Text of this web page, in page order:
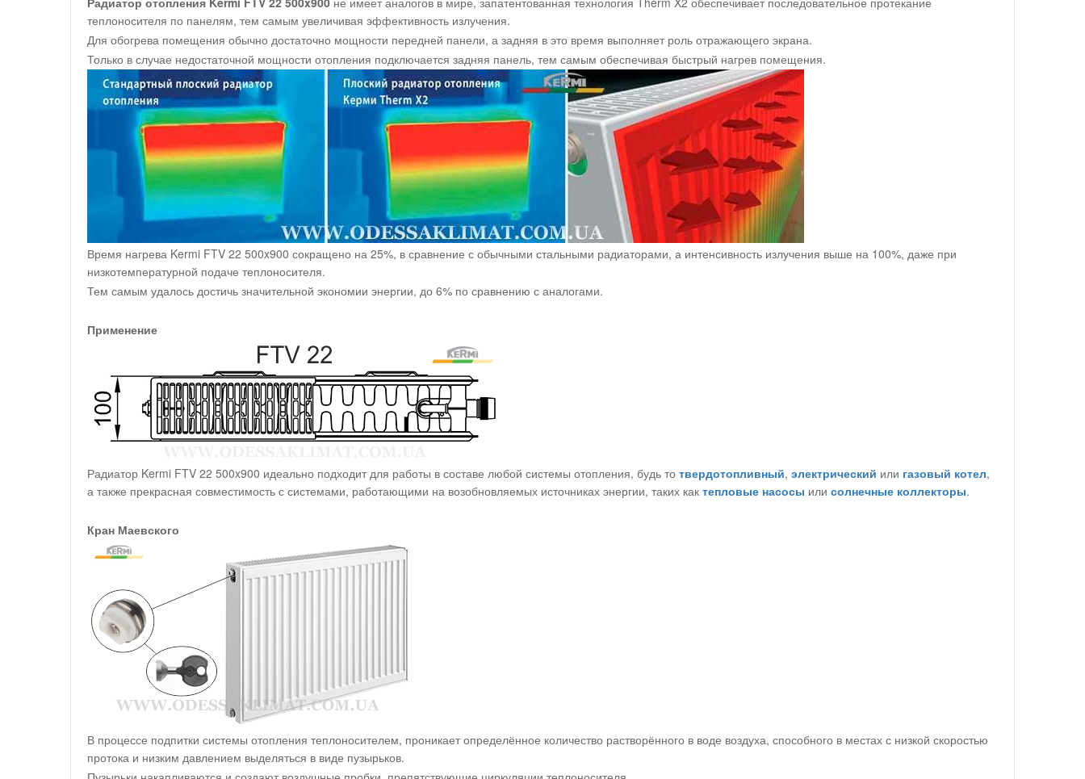
теплоносителя по панелям, тем самым увеличивая эффективность излучения.
Для обогрева помещения обычно достаточно мощности передней панели, а задняя в это время выполняет роль отражающего экрана.
Только в случае недостаточной мощности отопления подключается задняя панель, тем самым обеспечивая быстрый нагрев помещения.
Время нагрева Kermi FTV 22 500x900 сокращено на 25%, в сравнение с обычными стальными радиаторами, а интенсивность излучения выше на 100%, даже при
низкотемпературной подаче теплоносителя.
Тем самым удалось достичь значительной экономии энергии, до 6% по сравнению с аналогами.
Применение
Радиатор Kermi FTV 22 500x900 идеально подходит для работы в составе любой системы отопления, будь то твердотопливный, электрический или газовый котел,
а также прекрасная совместимость с системами, работающими на возобновляемых источниках энергии, таких как тепловые насосы или солнечные коллекторы.
Кран Маевского
В процессе подпитки системы отопления теплоносителем, проникает определённое количество растворённого в воде воздуха, способного в местах с низкой скоростью
протока и низким давлением выделяться в виде пузырьков.